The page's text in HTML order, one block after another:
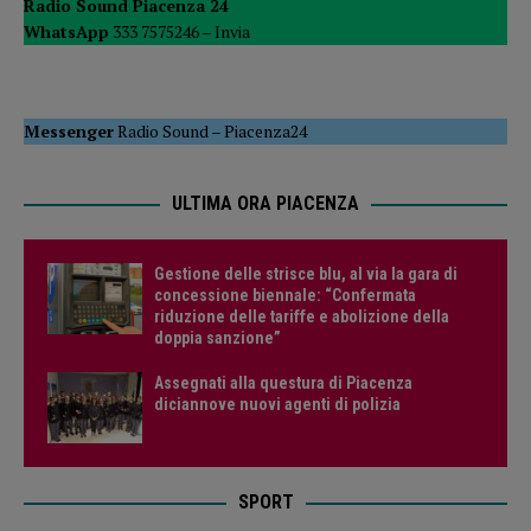
Radio Sound Piacenza 24
WhatsApp 333 7575246 – Invia
MessengerRadio Sound –Piacenza24
ULTIMA ORA PIACENZA
Gestione delle strisce blu, al via la gara di
concessione biennale: “Confermata
riduzione delle tariffe e abolizione della
doppia sanzione”
Assegnati alla questura di Piacenza
diciannove nuovi agenti di polizia
SPORT